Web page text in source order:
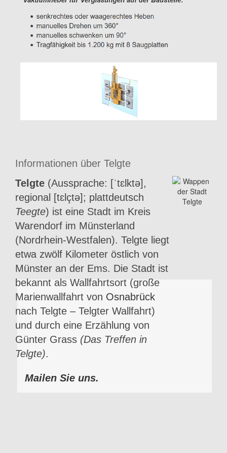
Informationen über Telgte
Telgte (Aussprache: [ˈtɛlktə],
regional [tɛlçtə]; plattdeutsch
Teegte) ist eine Stadt im Kreis
Warendorf im Münsterland
(Nordrhein-Westfalen). Telgte liegt
etwa zwölf Kilometer östlich von
Münster an der Ems. Die Stadt ist
bekannt als Wallfahrtsort (große
Marienwallfahrt von Osnabrück
nach Telgte – Telgter Wallfahrt)
und durch eine Erzählung von
Günter Grass (Das Treffen in
Telgte).
Mailen Sie uns.